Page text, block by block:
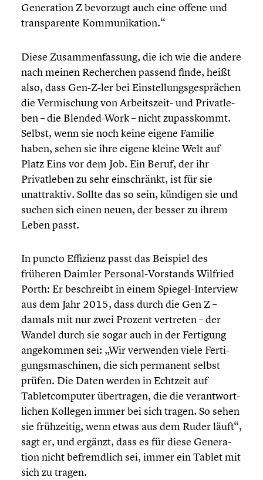
Genera­tion Z bevorzugt auch eine offene und
trans­pa­rente Kommu­ni­ka­tion.“
Diese Zusam­men­fas­sung, die ich wie die andere
nach meinen Recher­chen passend finde, heißt
also, dass Gen-Z-ler bei Einstel­lungs­ge­sprä­chen
die Vermi­schung von Arbeitszeit- und Privat­le­
ben – die Blended-Work – nicht zupass­kommt.
Selbst, wenn sie noch keine eigene Familie
haben, sehen sie ihre eigene kleine Welt auf
Platz Eins vor dem Job. Ein Beruf, der ihr
Privat­le­ben zu sehr einschränkt, ist für sie
unattrak­tiv. Sollte das so sein, kündigen sie und
suchen sich einen neuen, der besser zu ihrem
Leben passt.
In puncto Effizienz passt das Beispiel des
früheren Daimler Personal-Vorstands Wilfried
Porth: Er beschreibt in einem Spiegel-Interview
aus dem Jahr 2015, dass durch die Gen Z –
damals mit nur zwei Prozent vertreten – der
Wandel durch sie sogar auch in der Fertigung
angekom­men sei: „Wir verwenden viele Ferti­
gungs­ma­schi­nen, die sich permanent selbst
prüfen. Die Daten werden in Echtzeit auf
Tablet­com­pu­ter übertra­gen, die die verant­wort­
li­chen Kollegen immer bei sich tragen. So sehen
sie frühzei­tig, wenn etwas aus dem Ruder läuft“,
sagt er, und ergänzt, dass es für diese Genera­
tion nicht befremd­lich sei, immer ein Tablet mit
sich zu tragen.